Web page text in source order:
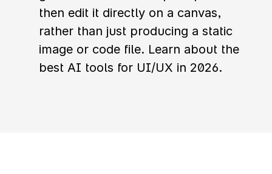
then edit it directly on a canvas,
rather than just producing a static
image or code file. Learn about the
best AI tools for UI/UX in 2026.